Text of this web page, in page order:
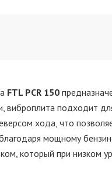
FTL PCR 150
виброплита подходит
хода, что
мощному
который при низком